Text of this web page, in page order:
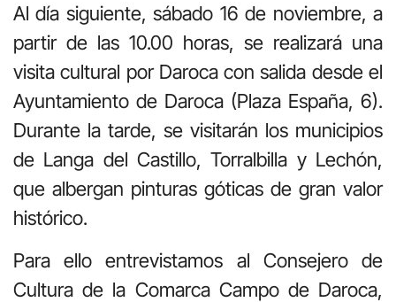
Al día siguiente, sábado 16 de noviembre, a
partir de las 10.00 horas, se realizará una
visita cultural por Daroca con salida desde el
Ayuntamiento de Daroca (Plaza España, 6).
Durante la tarde, se visitarán los municipios
de Langa del Castillo, Torralbilla y Lechón,
que albergan pinturas góticas de gran valor
histórico.
Para ello entrevistamos al Consejero de
Cultura de la Comarca Campo de Daroca,